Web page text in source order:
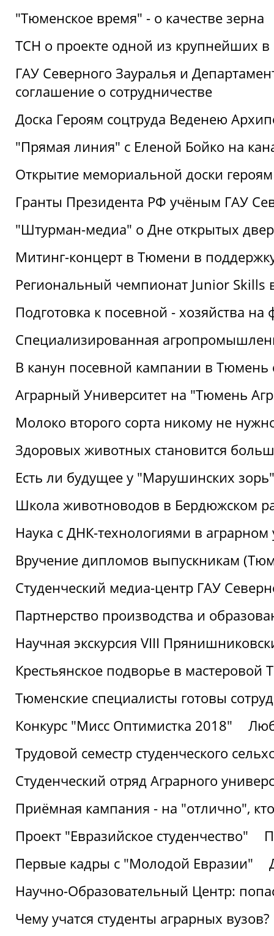
"Тюменское время" - о качестве зерна
ТСН о проекте одной из крупнейших
ГАУ Северного Зауралья и
соглашение о сотрудничестве
Доска Героям соцтруда Веденею
"Прямая линия" с Еленой Бойко на
Открытие мемориальной доски
Гранты Президента РФ учёным ГАУ
"Штурман-медиа" о Дне открытых
Митинг-концерт в Тюмени в
Региональный чемпионат Junior Skills
Подготовка к посевной - хозяйства
Специализированная
В канун посевной кампании в Тюмень
Аграрный Университет на "Тюмень
Молоко второго сорта никому не
Здоровых животных становится
Есть ли будущее у "Марушинских
Школа животноводов в Бердюжском
Наука с ДНК-технологиями в аграрном
Вручение дипломов выпускникам
Студенческий медиа-центр ГАУ
Партнерство производства и
Научная экскурсия VIII
Крестьянское подворье в мастеровой
Тюменские специалисты готовы
Конкурс "Мисс Оптимистка 2018"
Трудовой семестр студенческого
Студенческий отряд Аграрного
Приёмная кампания - на "отлично",
Проект "Евразийское студенчество"
Первые кадры с "Молодой Евразии"
Научно-Образовательный Центр:
Чему учатся студенты аграрных вузов?